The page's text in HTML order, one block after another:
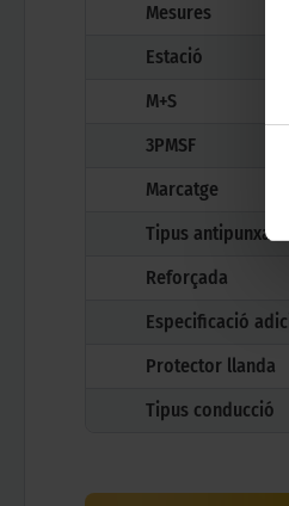
Mesures
Estació
M+S
3PMSF
Marcatge
Tipus antipunxades
Reforçada
Especificació
Protector llanda
Tipus conducció